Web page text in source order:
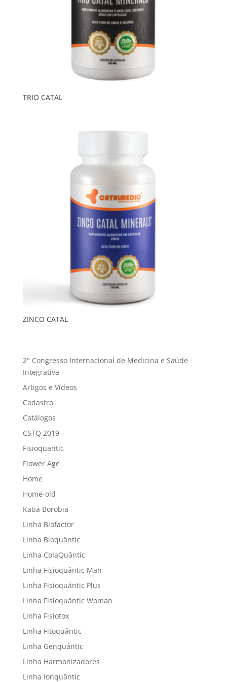
TRIO CATAL
ZINCO CATAL
2° Congresso Internacional de Medicina e Saúde
Integrativa
Artigos e Vídeos
Cadastro
Catálogos
CSTQ 2019
Fisioquantic
Flower Age
Home
Home-old
Katia Borobia
Linha Biofactor
Linha Bioquântic
Linha ColaQuântic
Linha Fisioquântic Man
Linha Fisioquântic Plus
Linha Fisioquântic Woman
Linha Fisiotox
Linha Fitoquântic
Linha Genquântic
Linha Harmonizadores
Linha Ionquântic